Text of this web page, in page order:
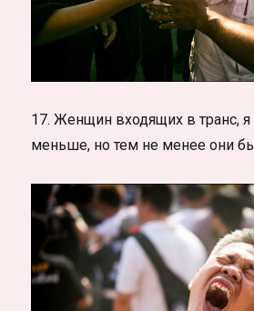
17. Женщин входящих в транс, я
меньше, но тем не менее они